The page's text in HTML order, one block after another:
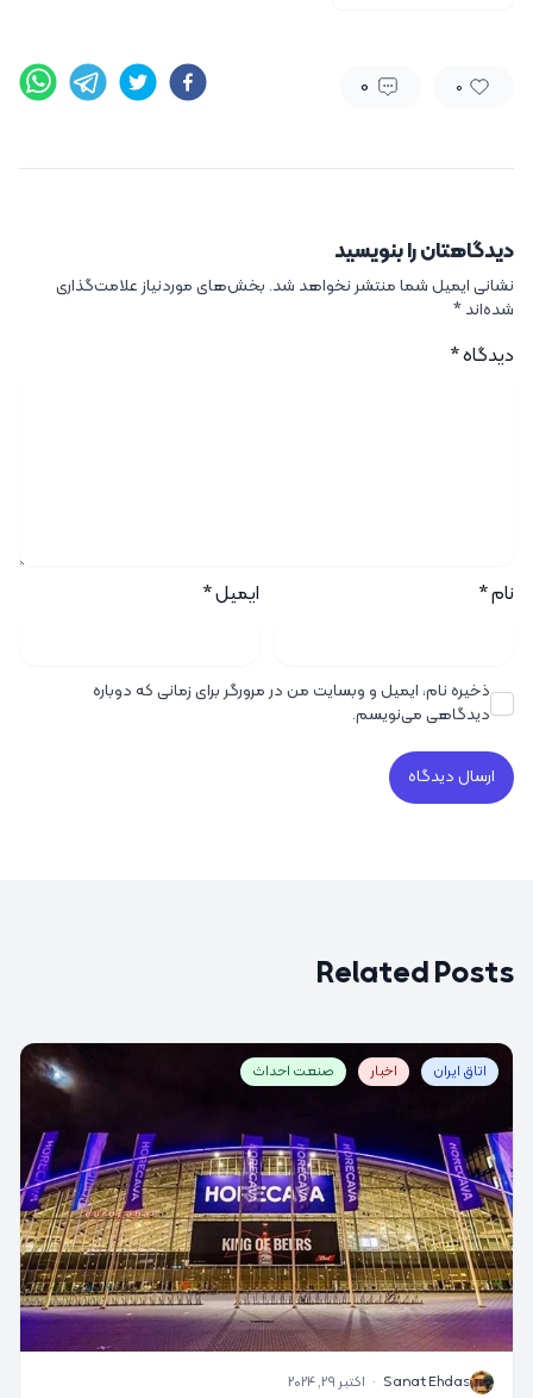
0
0
دیدگاهتان را بنویسید
نشانی ایمیل شما منتشر نخواهد شد. بخش‌های موردنیاز علامت‌گذاری
شده‌اند*
دیدگاه*
نام* ایمیل*
ذخیره نام، ایمیل و وبسایت من در مرورگر برای زمانی که دوباره
دیدگاهی می‌نویسم.
Related Posts
اتاق ایران اخبار صنعت احداث
S
Sanat Ehdas
· اکتبر 29, 2024